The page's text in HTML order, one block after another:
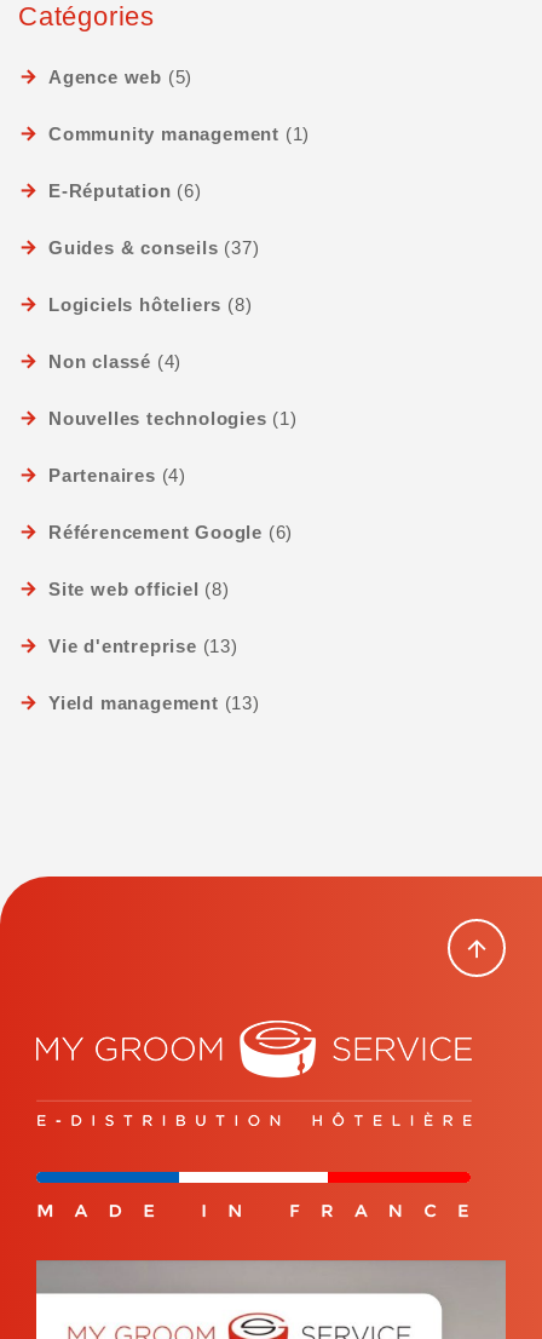
Catégories
Agence web (5)
Community management (1)
E-Réputation (6)
Guides & conseils (37)
Logiciels hôteliers (8)
Non classé (4)
Nouvelles technologies (1)
Partenaires (4)
Référencement Google (6)
Site web officiel (8)
Vie d'entreprise (13)
Yield management (13)